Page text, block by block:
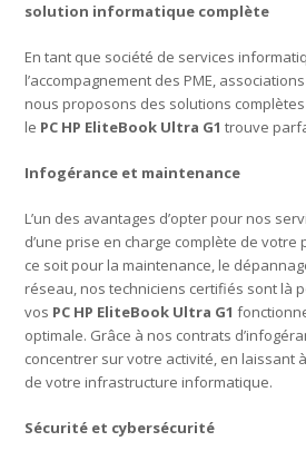
solution informatique complète
En tant que société de services
l’accompagnement des PME,
nous proposons des solutions
le PC HP EliteBook Ultra G1 trouve
Infogérance et maintenance
L’un des avantages d’opter pour nos
d’une prise en charge complète de votre
ce soit pour la maintenance, le
réseau, nos techniciens certifiés sont là
vos PC HP EliteBook Ultra G1
optimale. Grâce à nos contrats
concentrer sur votre activité, en laissant
de votre infrastructure informatique.
Sécurité et cybersécurité